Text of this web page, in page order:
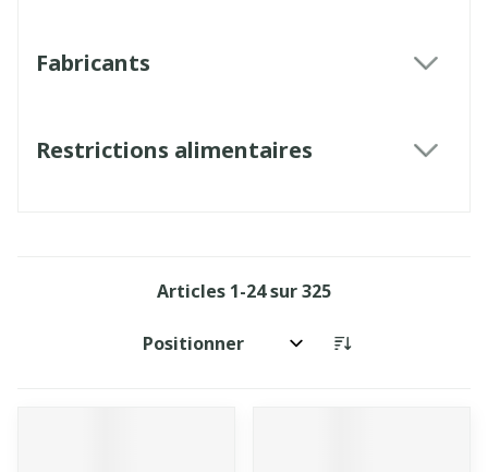
Fabricants
Restrictions alimentaires
Articles 1-24sur325
Trier par: